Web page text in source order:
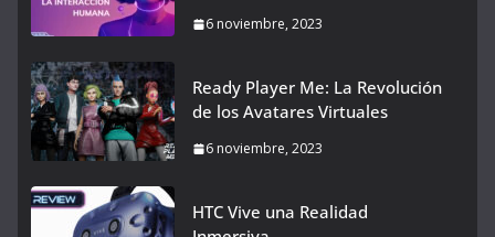
6 noviembre, 2023
Ready Player Me: La Revolución
de los Avatares Virtuales
6 noviembre, 2023
HTC Vive una Realidad